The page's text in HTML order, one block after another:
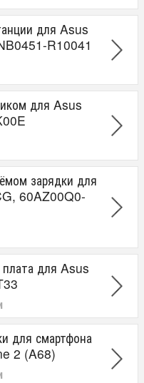
для Asus
R10041
для Asus
зарядки для
60AZ00Q0-
плата для Asus
для смартфона
2 (A68)